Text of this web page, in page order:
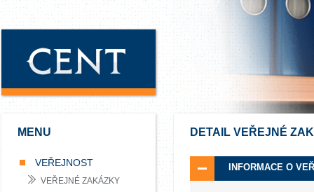
MENU
VEŘEJNOST
VEŘEJNÉ ZAKÁZKY
DETAIL VEŘEJNÉ
INFORMACE O